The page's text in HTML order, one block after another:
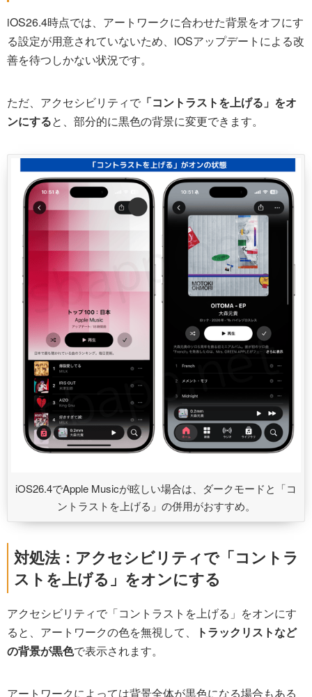
iOS26.4時点では、アートワークに合わせた背景をオフにす
る設定が用意されていないため、iOSアップデートによる改
善を待つしかない状況です。
ただ、アクセシビリティで 「コントラストを上げる」をオ
ンにすると、部分的に黒色の背景に変更できます。
iOS26.4でApple Musicが眩しい場合は、ダークモードと「コ
ントラストを上げる」の併用がおすすめ。
対処法：アクセシビリティで「コントラ
ストを上げる」をオンにする
アクセシビリティで「コントラストを上げる」をオンにす
ると、アートワークの色を無視して、
トラックリストなど
の背景が黒色で表示されます。
アートワークによっては背景全体が黒色になる場合もある